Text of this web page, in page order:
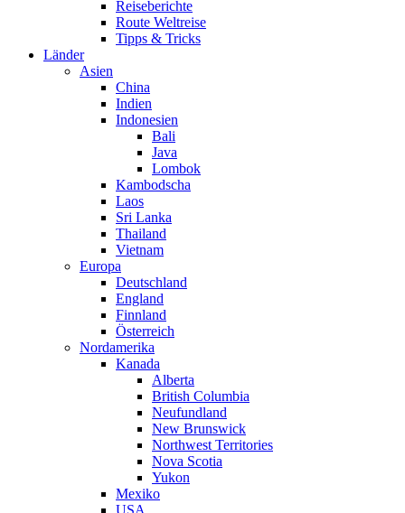
Reiseberichte
Route Weltreise
Tipps & Tricks
Länder
Asien
China
Indien
Indonesien
Bali
Java
Lombok
Kambodscha
Laos
Sri Lanka
Thailand
Vietnam
Europa
Deutschland
England
Finnland
Österreich
Nordamerika
Kanada
Alberta
British Columbia
Neufundland
New Brunswick
Northwest Territories
Nova Scotia
Yukon
Mexiko
USA